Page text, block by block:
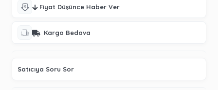
Fiyat Düşünce Haber Ver
Kargo Bedava
Satıcıya Soru Sor